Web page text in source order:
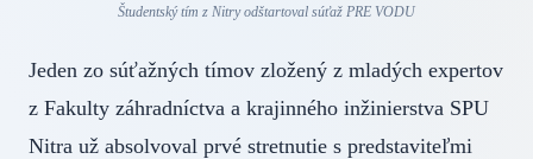
Študentský tím z Nitry odštartoval súťaž PRE VODU
Jeden zo súťažných tímov zložený z mladých expertov
z Fakulty záhradníctva a krajinného inžinierstva SPU
Nitra už absolvoval prvé stretnutie s predstaviteľmi